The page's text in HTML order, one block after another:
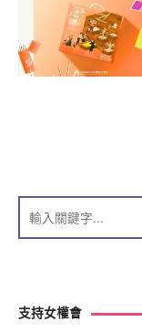
支持女權會